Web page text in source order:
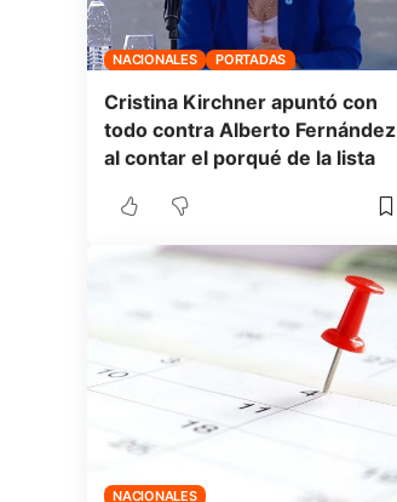
NACIONALES PORTADAS
Cristina Kirchner apuntó con
todo contra Alberto Fernández
al contar el porqué de la lista
NACIONALES